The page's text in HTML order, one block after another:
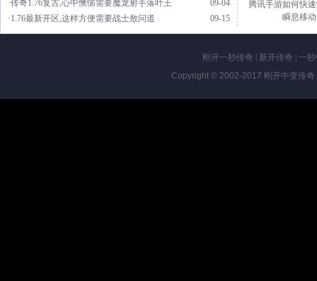
09-04
·传奇1.76复古,心中懊恼需要魔龙射手落叶王
09-15
·1.76最新开区,这样方便需要战士敖问道
腾讯手游如何快
瞬息移动
刚开一秒传奇 新开传奇
一
Copyright © 2002-2017 刚开中变传奇